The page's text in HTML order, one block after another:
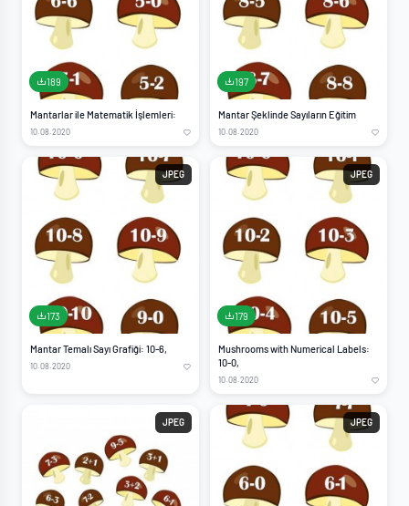
189
Mantarlar ile Matematik İşlemleri:
10.08.2020
197
Mantar Şeklinde Sayıların Eğitim
10.08.2020
JPEG
173
Mantar Temalı Sayı Grafiği: 10-6,
10.08.2020
JPEG
179
Mushrooms with Numerical Labels:
10-0,
10.08.2020
JPEG JPEG